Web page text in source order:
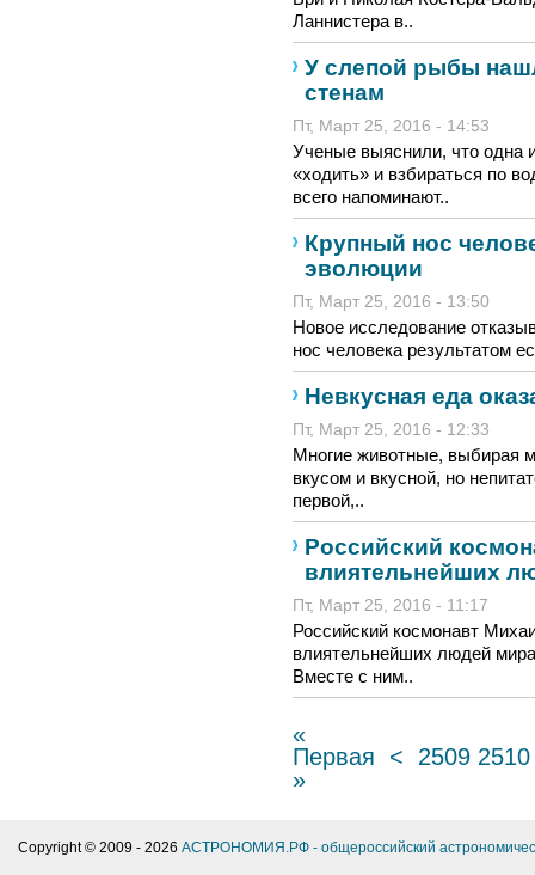
Ланнистера в..
У слепой рыбы
стенам
Пт, Март 25, 2016 - 14:53
Ученые выяснили, что одна
«ходить» и взбираться по
всего напоминают..
Крупный нос
эволюции
Пт, Март 25, 2016 - 13:50
Новое исследование
нос человека результатом
Невкусная еда
Пт, Март 25, 2016 - 12:33
Многие животные, выбирая
вкусом и вкусной, но
первой,..
Российский
влиятельнейших
Пт, Март 25, 2016 - 11:17
Российский космонавт
влиятельнейших людей
Вместе с ним..
«
Первая
< 2509 2510
»
Copyright © 2009 - 2026 АСТРОНОМИЯ.РФ - общероссийский